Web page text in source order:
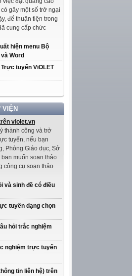
gây một số trở ngại
để thuận tiện trong
cung cấp chức
hiện menu Bộ
Word
tuyến ViOLET
VIỆN
violet.vn
thành công và trở
tuyến, nếu bạn
Phòng Giáo dục, Sở
muốn soạn thảo
công cụ soạn thảo
và sinh đề có điều
tuyến dạng chọn
hỏi trắc nghiệm
nghiệm trực tuyến
tin liên hệ) trên